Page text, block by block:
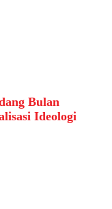
Bulan
Ideologi